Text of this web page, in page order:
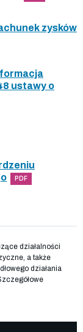
zysków
ustawy o
PDF
działalności
a także
działania